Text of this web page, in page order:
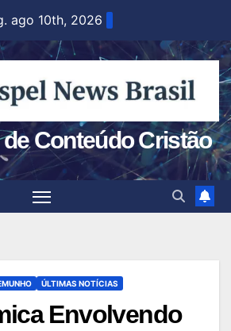
ago 10th, 2026
Conteúdo Cristão
ÚLTIMAS NOTÍCIAS
Envolvendo